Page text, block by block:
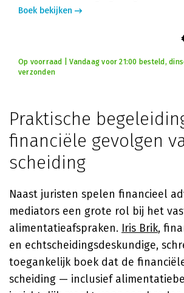
Boek bekijken
Op voorraad | Vandaag voor 21:00 besteld,
verzonden
Praktische
financiële gevolgen
scheiding
Naast juristen spelen financieel
mediators een grote rol bij het
alimentatieafspraken. Iris Brik,
en echtscheidingsdeskundige,
toegankelijk boek dat de
scheiding — inclusief